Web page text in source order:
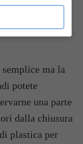
foglia di
ma la
potete
una parte
dalla chiusura
plastica per